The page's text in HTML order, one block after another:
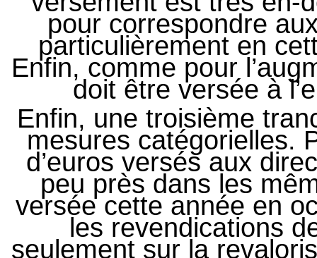
pour correspondre
particulièrement en
Enfin, comme pour
doit être versée à
Enfin, une troisième
mesures catégorielles.
d’euros versés aux
peu près dans les
versée cette année en
les revendications
seulement sur la